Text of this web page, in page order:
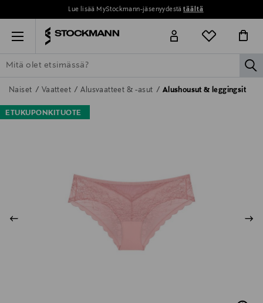
Lue lisää MyStockmann-jäsenyydestätäältä
Menu
ETSI KAIKKI NAISET MIEHET LAPSET KOTI
Naiset Vaatteet Alusvaatteet & -asut Alushousut & leggingsit
ETUKUPONKITUOTE